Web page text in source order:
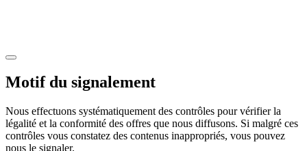
Motif du signalement
Nous effectuons systématiquement des contrôles pour vérifier la
légalité et la conformité des offres que nous diffusons. Si malgré ces
contrôles vous constatez des contenus inappropriés, vous pouvez
nous le signaler.